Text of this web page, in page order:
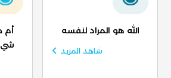
الله هو المراد لنفسه
شاهد المزيد
أم